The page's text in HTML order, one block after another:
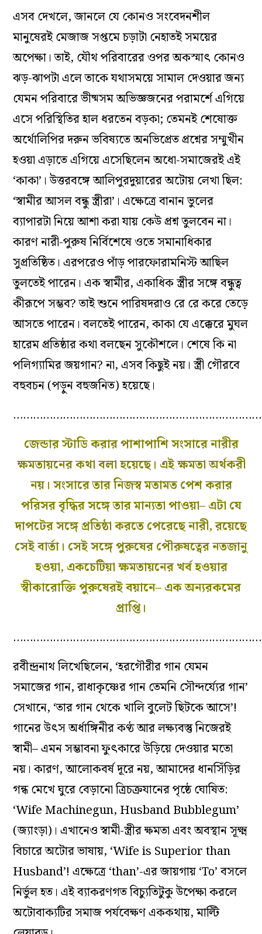
এসব দেখলে, জানলে যে কোনও সংবেদনশীল
মানুষেরই মেজাজ সপ্তমে চড়াটা নেহাতই সময়ের
অপেক্ষা। তাই, যৌথ পরিবারের ওপর অকস্মাৎ কোনও
ঝড়-ঝাপটা এলে তাকে যথাসময়ে সামাল দেওয়ার জন্য
যেমন পরিবারে ভীষ্মসম অভিজ্ঞজনের পরামর্শে এগিয়ে
এসে পরিস্থিতির হাল ধরতেন বড়কা; তেমনই শেষোক্ত
অর্থোলিপির দরুন ভবিষ্যতে অনভিপ্রেত প্রশ্নের সম্মুখীন
হওয়া এড়াতে এগিয়ে এসেছিলেন অধো-সমাজেরই এই
‘কাকা’। উত্তরবঙ্গে আলিপুরদুয়ারের অটোয় লেখা ছিল:
‘স্বামীর আসল বন্ধু স্ত্রীরা’। এক্ষেত্রে বানান ভুলের
ব্যাপারটা নিয়ে আশা করা যায় কেউ প্রশ্ন তুলবেন না।
কারণ নারী-পুরুষ নির্বিশেষে ওতে সমানাধিকার
সুপ্রতিষ্ঠিত। এরপরেও পাঁড় পারফোরামনিস্ট আছিল
তুলতেই পারেন। এক স্বামীর, একাধিক স্ত্রীর সঙ্গে বন্ধুত্ব
কীরূপে সম্ভব? তাই শুনে পারিষদরাও রে রে করে তেড়ে
আসতে পারেন। বলতেই পারেন, কাকা যে এক্কেরে মুঘল
হারেম প্রতিষ্ঠার কথা বলছেন সুকৌশলে। শেষে কি না
পলিগ্যামির জয়গান? না, এসব কিছুই নয়। স্ত্রী গৌরবে
বহুবচন (পড়ুন বহুজনিত) হয়েছে।
জেন্ডার স্টাডি করার পাশাপাশি সংসারে নারীর
ক্ষমতায়নের কথা বলা হয়েছে। এই ক্ষমতা অর্থকরী
নয়। সংসারে তার নিজস্ব মতামত পেশ করার
পরিসর বৃদ্ধির সঙ্গে তার মান‌্যতা পাওয়া– এটা যে
দাপটের সঙ্গে প্রতিষ্ঠা করতে পেরেছে নারী, রয়েছে
সেই বার্তা। সেই সঙ্গে পুরুষের পৌরুষত্বের নতজানু
হওয়া, একচেটিয়া ক্ষমতায়নের খর্ব হওয়ার
স্বীকারোক্তি পুরুষেরই বয়ানে– এক অন‌্যরকমের
প্রাপ্তি।
রবীন্দ্রনাথ লিখেছিলেন, ‘হরগৌরীর গান যেমন
সমাজের গান, রাধাকৃষ্ণের গান তেমনি সৌন্দর্য্যের গান’
সেখানে, ‘তার গান থেকে খালি বুলেট ছিটকে আসে’!
গানের উৎস অর্ধাঙ্গিনীর কণ্ঠ আর লক্ষ‌্যবস্তু নিজেরই
স্বামী– এমন সম্ভাবনা ফুৎকারে উড়িয়ে দেওয়ার মতো
নয়। কারণ, আলোকবর্ষ দূরে নয়, আমাদের ধানসিঁড়ির
গন্ধ মেখে ঘুরে বেড়ানো ত্রিচক্রযানের পৃষ্ঠে ঘোষিত:
‘Wife Machinegun, Husband Bubblegum’
(জ্যাংড়া)। এখানেও স্বামী-স্ত্রীর ক্ষমতা এবং অবস্থান সূক্ষ্ম
বিচারে অটোর ভাষায়, ‘Wife is Superior than
Husband’! এক্ষেত্রে ‘than’-এর জায়গায় ‘To’ বসলে
নির্ভুল হত। এই ব্যাকরণগত বিচ্যুতিটুকু উপেক্ষা করলে
অটোবাক্যটির সমাজ পর্যবেক্ষণ এককথায়, মাল্টি